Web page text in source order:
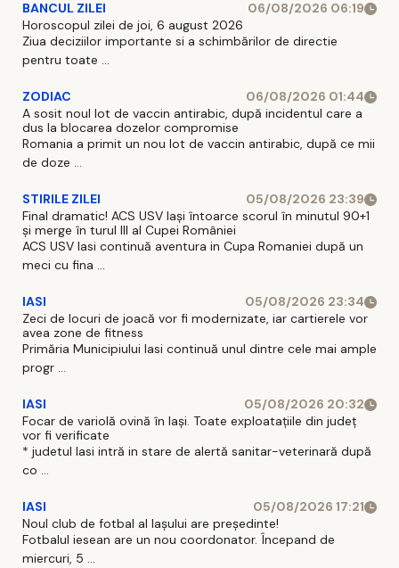
BANCUL ZILEI
06/08/2026 06:19
Horoscopul zilei de joi, 6 august 2026
Ziua deciziilor importante si a schimbărilor de directie
pentru toate ...
ZODIAC
06/08/2026 01:44
A sosit noul lot de vaccin antirabic, după incidentul care a
dus la blocarea dozelor compromise
Romania a primit un nou lot de vaccin antirabic, după ce mii
de doze ...
STIRILE ZILEI
05/08/2026 23:39
Final dramatic! ACS USV Iași întoarce scorul în minutul 90+1
și merge în turul III al Cupei României
ACS USV Iasi continuă aventura in Cupa Romaniei după un
meci cu fina ...
IASI
05/08/2026 23:34
Zeci de locuri de joacă vor fi modernizate, iar cartierele vor
avea zone de fitness
Primăria Municipiului Iasi continuă unul dintre cele mai ample
progr ...
IASI
05/08/2026 20:32
Focar de variolă ovină în Iași. Toate exploatațiile din județ
vor fi verificate
* judetul Iasi intră in stare de alertă sanitar-veterinară după
co ...
IASI
05/08/2026 17:21
Noul club de fotbal al Iașului are președinte!
Fotbalul iesean are un nou coordonator. Începand de
miercuri, 5 ...